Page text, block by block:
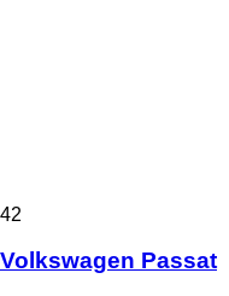
42
Volkswagen Passat